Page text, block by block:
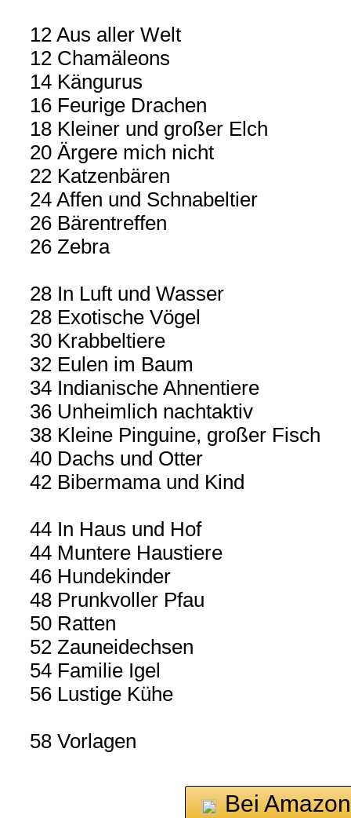
12 Aus aller Welt
12 Chamäleons
14 Kängurus
16 Feurige Drachen
18 Kleiner und großer Elch
20 Ärgere mich nicht
22 Katzenbären
24 Affen und Schnabeltier
26 Bärentreffen
26 Zebra
28 In Luft und Wasser
28 Exotische Vögel
30 Krabbeltiere
32 Eulen im Baum
34 Indianische Ahnentiere
36 Unheimlich nachtaktiv
38 Kleine Pinguine, großer Fisch
40 Dachs und Otter
42 Bibermama und Kind
44 In Haus und Hof
44 Muntere Haustiere
46 Hundekinder
48 Prunkvoller Pfau
50 Ratten
52 Zauneidechsen
54 Familie Igel
56 Lustige Kühe
58 Vorlagen
Bei